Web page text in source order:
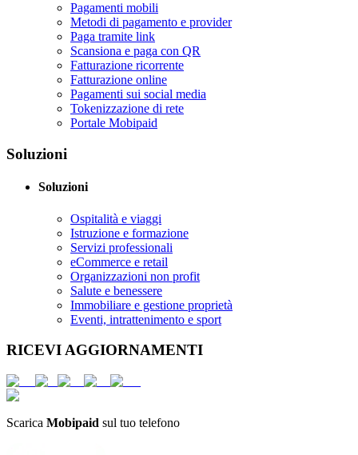
Pagamenti mobili
Metodi di pagamento e provider
Paga tramite link
Scansiona e paga con QR
Fatturazione ricorrente
Fatturazione online
Pagamenti sui social media
Tokenizzazione di rete
Portale Mobipaid
Soluzioni
Soluzioni
Ospitalità e viaggi
Istruzione e formazione
Servizi professionali
eCommerce e retail
Organizzazioni non profit
Salute e benessere
Immobiliare e gestione proprietà
Eventi, intrattenimento e sport
RICEVI AGGIORNAMENTI
Scarica Mobipaid sul tuo telefono